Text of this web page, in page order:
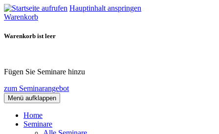
Hauptinhalt anspringen
Warenkorb
Warenkorb ist leer
Fügen Sie Seminare hinzu
zum Seminarangebot
Menü aufklappen
Home
Seminare